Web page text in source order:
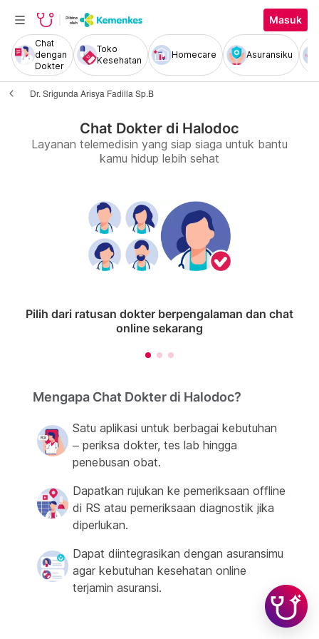
Masuk
Chat
dengan
Dokter
Toko
Kesehatan
Homecare Asuransiku
Dr. Srigunda Arisya Fadilla Sp.B
Chat Dokter di Halodoc
Layanan telemedisin yang siap siaga untuk bantu
kamu hidup lebih sehat
Pilih dari ratusan dokter berpengalaman dan chat
online sekarang
Mengapa Chat Dokter di Halodoc?
Satu aplikasi untuk berbagai kebutuhan
– periksa dokter, tes lab hingga
penebusan obat.
Dapatkan rujukan ke pemeriksaan offline
di RS atau pemeriksaan diagnostik jika
diperlukan.
Dapat diintegrasikan dengan asuransimu
agar kebutuhan kesehatan online
terjamin asuransi.